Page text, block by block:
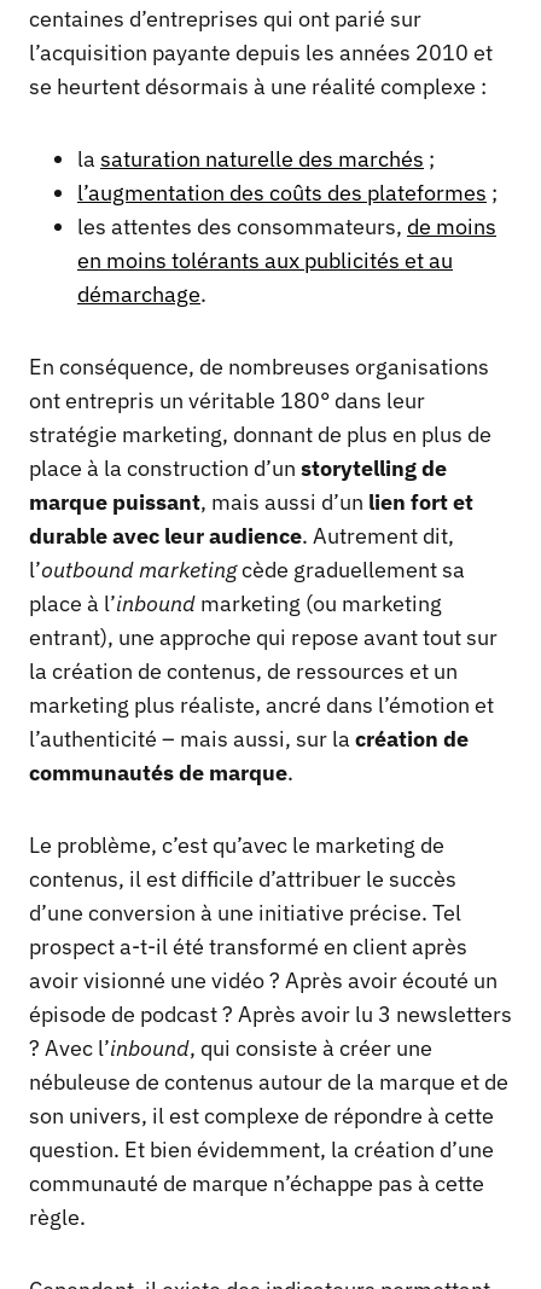
centaines d’entreprises qui ont parié sur
l’acquisition payante depuis les années 2010 et
se heurtent désormais à une réalité complexe :
la saturation naturelle des marchés ;
l’augmentation des coûts des plateformes ;
les attentes des consommateurs, de moins
en moins tolérants aux publicités et au
démarchage.
En conséquence, de nombreuses organisations
ont entrepris un véritable 180° dans leur
stratégie marketing, donnant de plus en plus de
place à la construction d’un storytelling de
marque puissant, mais aussi d’un lien fort et
durable avec leur audience. Autrement dit,
l’outbound marketingcède graduellement sa
place à l’inbound marketing (ou marketing
entrant), une approche qui repose avant tout sur
la création de contenus, de ressources et un
marketing plus réaliste, ancré dans l’émotion et
l’authenticité – mais aussi, sur la création de
communautés de marque.
Le problème, c’est qu’avec le marketing de
contenus, il est difficile d’attribuer le succès
d’une conversion à une initiative précise. Tel
prospect a-t-il été transformé en client après
avoir visionné une vidéo ? Après avoir écouté un
épisode de podcast ? Après avoir lu 3 newsletters
? Avec l’inbound, qui consiste à créer une
nébuleuse de contenus autour de la marque et de
son univers, il est complexe de répondre à cette
question. Et bien évidemment, la création d’une
communauté de marque n’échappe pas à cette
règle.